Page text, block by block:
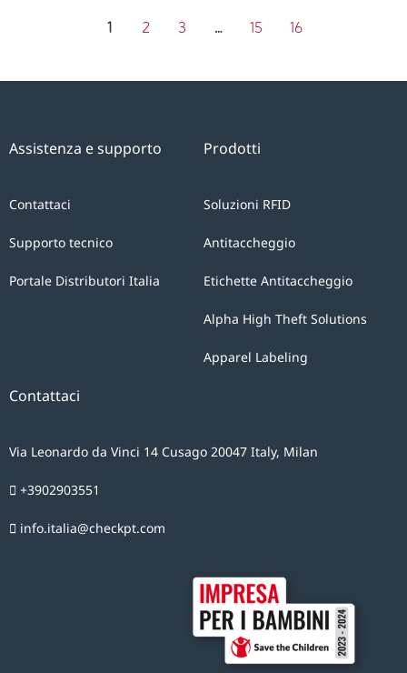
1 2 3 … 15 16
Prodotti
Soluzioni RFID
Antitaccheggio
Etichette Antitaccheggio
Alpha High Theft Solutions
Apparel Labeling
Assistenza e supporto
Contattaci
Supporto tecnico
Portale Distributori Italia
Contattaci
Via Leonardo da Vinci 14 Cusago 20047 Italy, Milan
+3902903551
info.italia@checkpt.com